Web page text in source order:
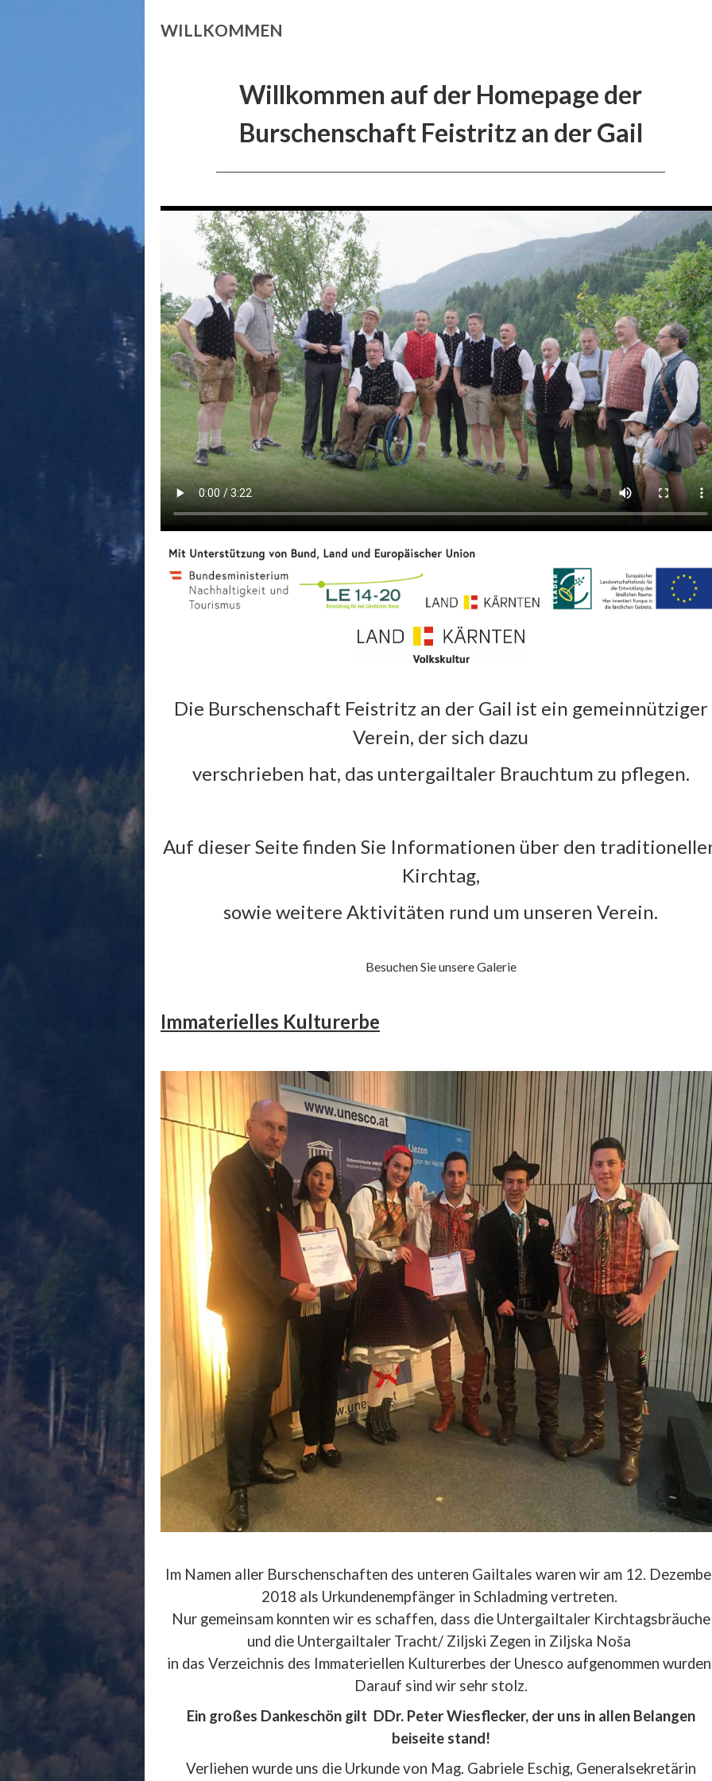
WILLKOMMEN
Willkommen auf der Homepage der
Burschenschaft Feistritz an der Gail
Die Burschenschaft Feistritz an der Gail ist ein gemeinnütziger
Verein, der sich dazu
verschrieben hat, das untergailtaler Brauchtum zu pflegen.
Auf dieser Seite finden Sie Informationen über den
Kirchtag,
sowie weitere Aktivitäten rund um unseren Verein.
Besuchen Sie unsere Galerie
Immaterielles Kulturerbe
Im Namen aller Burschenschaften des unteren Gailtales waren wir am 12.
2018 als Urkundenempfänger in Schladming vertreten.
Nur gemeinsam konnten wir es schaffen, dass die Untergailtaler Kirchtagsbräuche
und die Untergailtaler Tracht/ Ziljski Zegen in Ziljska Noša
in das Verzeichnis des Immateriellen Kulturerbes der Unesco aufgenommen
Darauf sind wir sehr stolz.
Ein großes Dankeschön gilt DDr. Peter Wiesflecker, der uns in allen Belangen
beiseite stand!
Verliehen wurde uns die Urkunde von Mag. Gabriele Eschig, Generalsekretärin